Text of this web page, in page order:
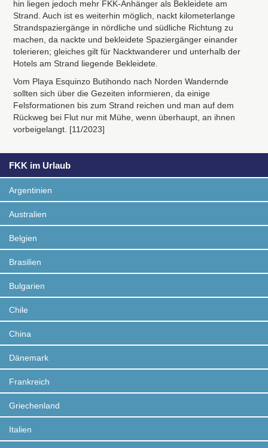
hin liegen jedoch mehr FKK-Anhänger als Bekleidete am
Strand. Auch ist es weiterhin möglich, nackt kilometerlange
Strandspaziergänge in nördliche und südliche Richtung zu
machen, da nackte und bekleidete Spaziergänger einander
tolerieren; gleiches gilt für Nacktwanderer und unterhalb der
Hotels am Strand liegende Bekleidete.
Vom Playa Esquinzo Butihondo nach Norden Wandernde
sollten sich über die Gezeiten informieren, da einige
Felsformationen bis zum Strand reichen und man auf dem
Rückweg bei Flut nur mit Mühe, wenn überhaupt, an ihnen
vorbeigelangt. [11/2023]
FKK im Urlaub
Argentinien
Australien
Belgien
Brasilien
Bulgarien
Chile
China
Dänemark
Frankreich
Griechenland
Italien